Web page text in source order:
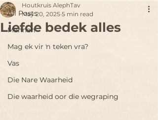
All Posts
Mannah
Mag ek vir ŉ teken vra?
Vas
Die Nare Waarheid
Die waarheid oor die wegraping
Liefde bedek alles
Houtkruis AlephTav
May 20, 2025 5 min read